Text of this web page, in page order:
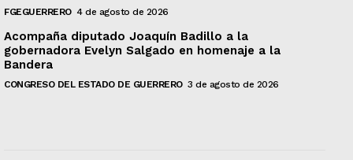
FGEGUERRERO 4 de agosto de 2026
Acompaña diputado Joaquín Badillo a la
gobernadora Evelyn Salgado en homenaje a la
Bandera
CONGRESO DEL ESTADO DE GUERRERO 3 de agosto de 2026